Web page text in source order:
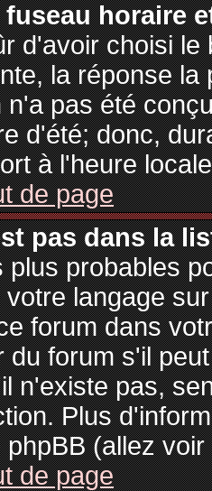
horaire
d'avoir choisi
la réponse
pas été
d'été; donc,
à l'heure
de page
pas dans la
plus probables
langage
forum dans
du forum s'il
n'existe pas,
Plus
(allez
de page